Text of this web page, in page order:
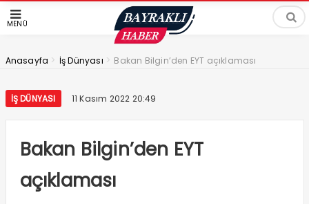
MENÜ
Anasayfa > İş Dünyası > Bakan Bilgin’den EYT açıklaması
İŞ DÜNYASI 11 Kasım 2022 20:49
Bakan Bilgin’den EYT
açıklaması